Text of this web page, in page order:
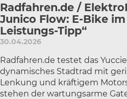
Radfahren.de /
Junico Flow: E-Bike im
Leistungs-Tipp“
30.04.2026
Radfahren.de testet das
dynamisches Stadtrad mit
Lenkung und kräftigem
stehen der wartungsarme